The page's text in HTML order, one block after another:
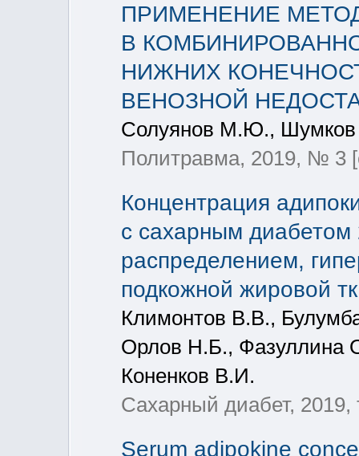
ПРИМЕНЕНИЕ
В
НИЖНИХ
ВЕНОЗНОЙ
Солуянов М.Ю.,
Политравма, 2019, № 3
Концентрация
с сахарным диабетом
распределением,
подкожной жировой
Климонтов В.В.,
Орлов Н.Б., Фазуллина
Коненков В.И.
Сахарный диабет,
Serum adipokine